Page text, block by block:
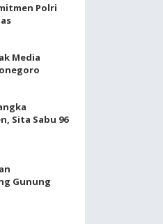
Polri
Media
Sita Sabu 96
Gunung